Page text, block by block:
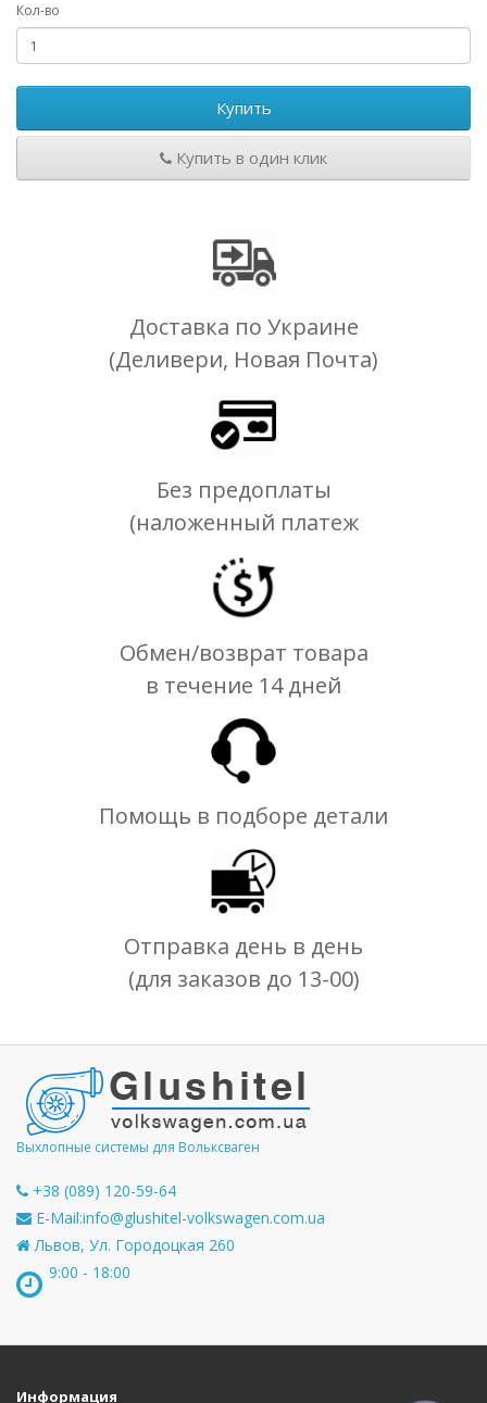
Кол-во
Купить
Купить в один клик
Доставка по Украине
(Деливери, Новая Почта)
Без предоплаты
(наложенный платеж
Обмен/возврат товара
в течение 14 дней
Помощь в подборе детали
Отправка день в день
(для заказов до 13-00)
Выхлопные системы для Вольксваген
+38 (089) 120-59-64
E-Mail:info@glushitel-volkswagen.com.ua
Львов, Ул. Городоцкая 260
9:00 - 18:00
Информация